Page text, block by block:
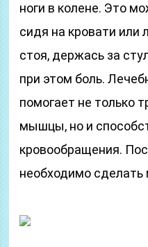
ноги в колене. Это
сидя на кровати или
стоя, держась за
при этом боль.
помогает не только
мышцы, но и
кровообращения.
необходимо сделать